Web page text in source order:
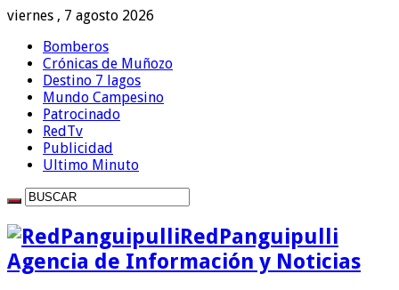
viernes , 7 agosto 2026
Bomberos
Crónicas de Muñozo
Destino 7 lagos
Mundo Campesino
Patrocinado
RedTv
Publicidad
Ultimo Minuto
RedPanguipulli
Agencia de Información y Noticias